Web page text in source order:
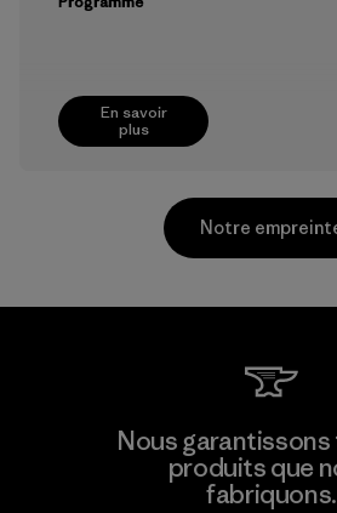
En savoir
plus
Supertex El Salvador
Notre
Nous
produits que
fabriquons.